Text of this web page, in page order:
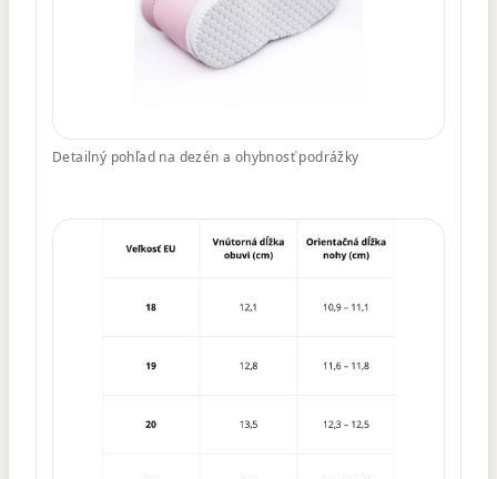
Detailný pohľad na dezén a ohybnosť podrážky